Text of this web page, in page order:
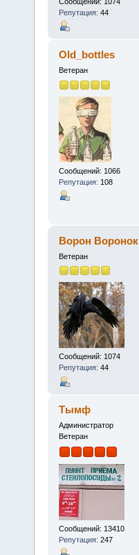
Репутация: 44
Old_bottles
Ветеран
Сообщений: 1066
Репутация: 108
Ворон Воронок
Ветеран
Сообщений: 1074
Репутация: 44
Тымф
Администратор
Ветеран
Сообщений: 13410
Репутация: 247